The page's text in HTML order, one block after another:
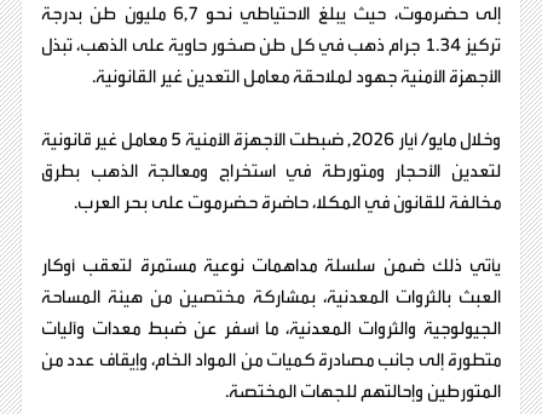
إلى حضرموت، حيث يبلغ الاحتياطي نحو 6,7 مليون طن بدرجة
تركيز 1.34 جرام ذهب في كل طن صخور حاوية على الذهب، تبذل
الأجهزة الأمنية جهود لملاحقة معامل التعدين غير القانونية.
وخلال مايو/ أيار 2026, ضبطت الأجهزة الأمنية 5 معامل غير قانونية
لتعدين الأحجار ومتورطة في استخراج ومعالجة الذهب بطرق
مخالفة للقانون في المكلا، حاضرة حضرموت على بحر العرب.
يأتي ذلك ضمن سلسلة مداهمات نوعية مستمرة لتعقب أوكار
العبث بالثروات المعدنية، بمشاركة مختصين من هيئة المساحة
الجيولوجية والثروات المعدنية، ما أسفر عن ضبط معدات وآليات
متطورة إلى جانب مصادرة كميات من المواد الخام، وإيقاف عدد من
المتورطين وإحالتهم للجهات المختصة.